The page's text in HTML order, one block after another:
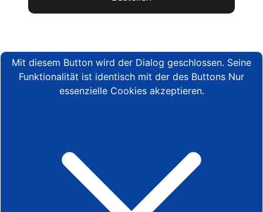
Mit diesem Button wird der Dialog geschlossen. Seine
Funktionalität ist identisch mit der des Buttons Nur
essenzielle Cookies akzeptieren.